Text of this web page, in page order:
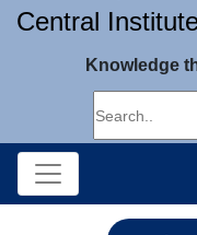
Central
Knowledge